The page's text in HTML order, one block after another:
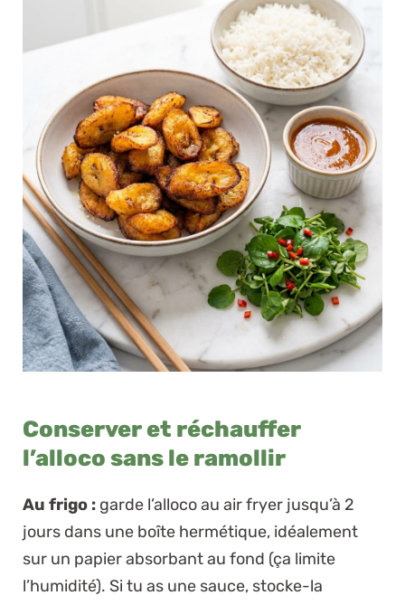
Conserver et réchauffer
l’alloco sans le ramollir
Au frigo : garde l’alloco au air fryer jusqu’à 2
jours dans une boîte hermétique, idéalement
sur un papier absorbant au fond (ça limite
l’humidité). Si tu as une sauce, stocke-la